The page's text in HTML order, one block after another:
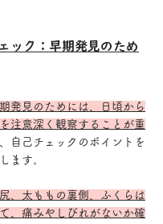
ック：早期発見のため
発見のためには、日頃から
注意深く観察することが重
自己チェックのポイントを
ます。
、太ももの裏側、ふくらは
、痛みやしびれがないか確